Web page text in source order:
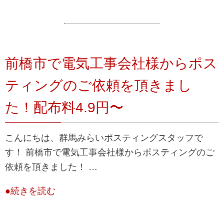
前橋市で電気工事会社様からポス
ティングのご依頼を頂きまし
た！配布料4.9円〜
こんにちは、群馬みらいポスティングスタッフで
す！ 前橋市で電気工事会社様からポスティングのご
依頼を頂きました！ …
●続きを読む